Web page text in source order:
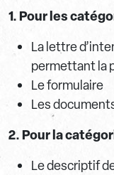
1. Pour les
La lettre
permettant la
Le formulaire
Les
2. Pour la
Le descriptif